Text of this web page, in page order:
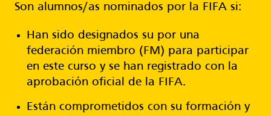
Son alumnos/as nominados por la FIFA si:
Han sido designados su por una
federación miembro (FM) para participar
en este curso y se han registrado con la
aprobación oficial de la FIFA.
Están comprometidos con su formación y